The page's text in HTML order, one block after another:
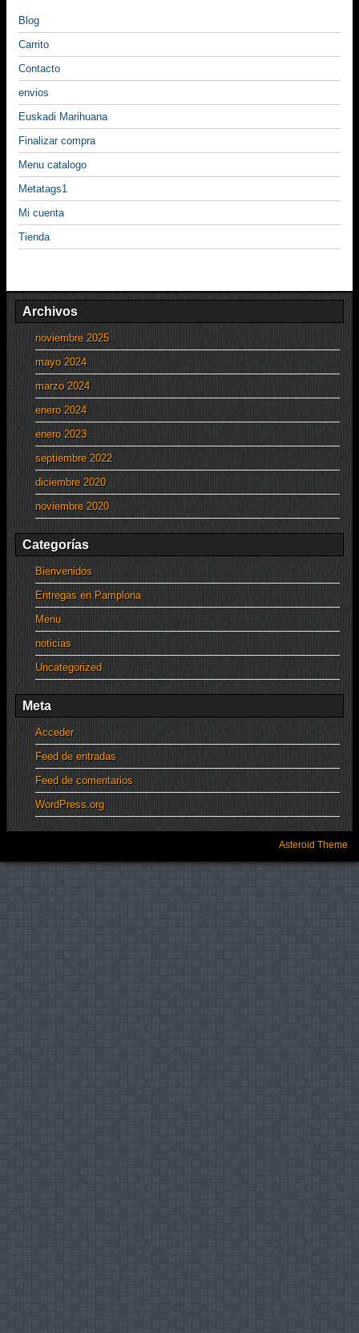
Blog
Carrito
Contacto
envios
Euskadi Marihuana
Finalizar compra
Menu catalogo
Metatags1
Mi cuenta
Tienda
Archivos
noviembre 2025
mayo 2024
marzo 2024
enero 2024
enero 2023
septiembre 2022
diciembre 2020
noviembre 2020
Categorías
Bienvenidos
Entregas en Pamplona
Menu
noticias
Uncategorized
Meta
Acceder
Feed de entradas
Feed de comentarios
WordPress.org
Asteroid Theme